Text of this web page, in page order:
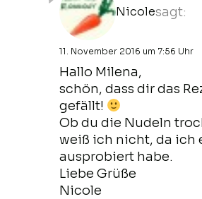
Nicolesagt:
11. November 2016 um 7:56 Uhr
Hallo Milena,
schön, dass dir das
gefällt!
Ob du die Nudeln
weiß ich nicht, da ich
ausprobiert habe.
Liebe Grüße
Nicole